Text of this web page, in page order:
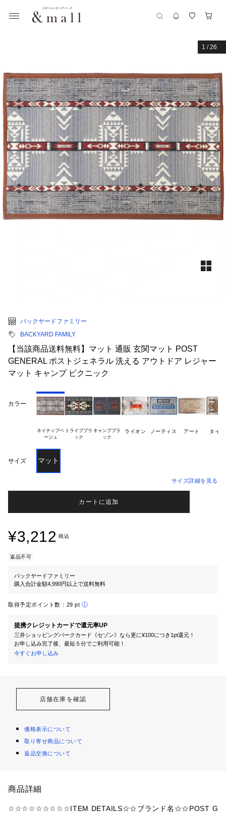
1 /26
バックヤードファミリー
BACKYARD FAMILY
【当該商品送料無料】マット 通販 玄関マット POST
GENERAL ポストジェネラル 洗える アウトドア レジャー
マット キャンプ ピクニック
カラー
ネイティブベ トライブブラ キャンプブラ
ライオン ノーティス アート タイ
サイズ マット
サイズ詳細を見る
カートに追加
¥3,212 税込
返品不可
バックヤードファミリー
購入合計金額4,990円以上で送料無料
取得予定ポイント数： 29 pt
提携クレジットカードで還元率UP
三井ショッピングパークカード《セゾン》なら更に¥100につき1pt還元！
お申し込み完了後、最短５分でご利用可能！
今すぐお申し込み
店舗在庫を確認
価格表示について
取り寄せ商品について
返品交換について
商品詳細
☆☆☆☆☆☆☆☆☆ITEM DETAILS☆☆ブランド名☆☆POST G